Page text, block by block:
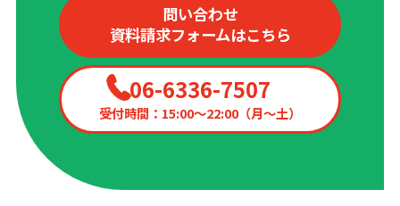
問い合わせ
資料請求フォームはこちら
06-6336-7507
受付時間：15:00〜22:00（月〜土）